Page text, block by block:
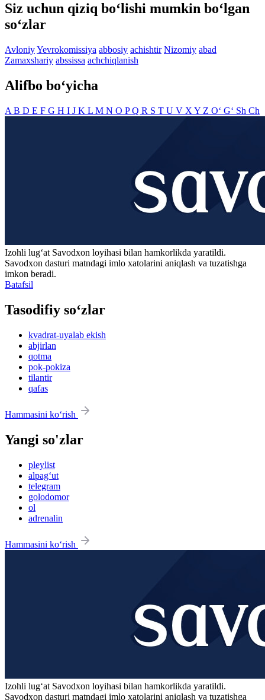
Siz uchun qiziq bo‘lishi mumkin bo‘lgan
so‘zlar
AvloniyYevrokomissiya abbosiy achishtir Nizomiy abad
Zamaxshariy abssissa achchiqlanish
Alifbo bo‘yicha
A B D E F G H I J K L M N O PQ R S T U V X Y Z O‘ G‘ Sh Ch
Izohli lugʻat Savodxon loyihasi bilan hamkorlikda yaratildi.
Savodxon dasturi matndagi imlo xatolarini aniqlash va tuzatishga
imkon beradi.
Batafsil
Tasodifiy so‘zlar
kvadrat-uyalab ekish
abjirlan
qotma
pok-pokiza
tilantir
qafas
Hammasini ko‘rish
Yangi so'zlar
pleylist
alpag‘ut
telegram
golodomor
ol
adrenalin
Hammasini ko‘rish
Izohli lugʻat Savodxon loyihasi bilan hamkorlikda yaratildi.
Savodxon dasturi matndagi imlo xatolarini aniqlash va tuzatishga